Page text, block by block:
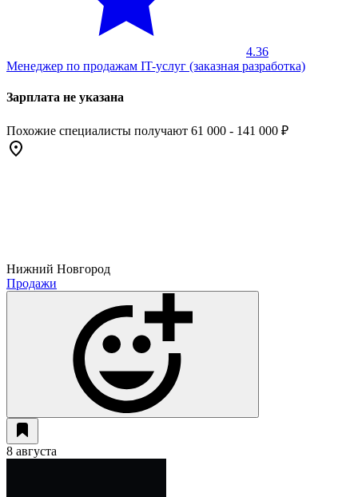
4.36
Менеджер по продажам IT-услуг (заказная разработка)
Зарплата не указана
Похожие специалисты получают 61 000 - 141 000 ₽
Нижний Новгород
Продажи
8 августа